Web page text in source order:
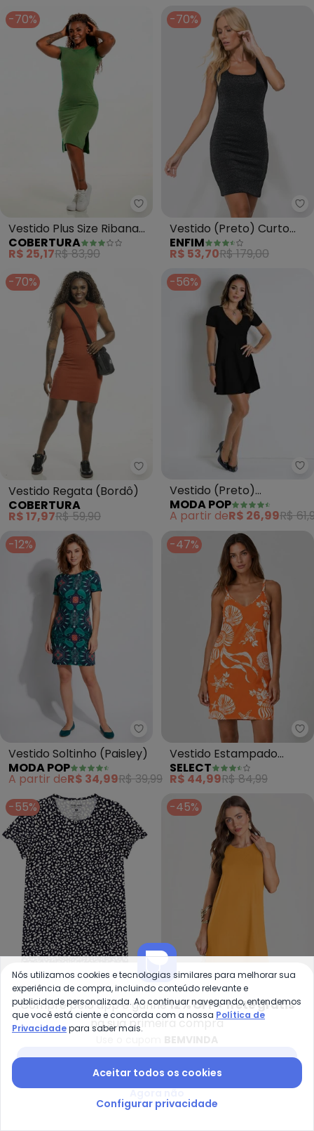
-70%
Cobertura - Vestido Plus Size
Vestido Plus Size Ribana
(Verde)
COBERTURA
R$ 25,17R$ 83,90
-70%
Vestido (Preto) Curto
Justo em Lurex
ENFIM
R$ 53,70R$ 179,00
-70%
Cobertura -
Vestido Regata (Bordô)
COBERTURA
R$ 17,97R$ 59,90
-56%
Vestido (Preto)
Transpassado Manga
Curta
MODA POP
A partir deR$ 26,99R$
-12%
Moda Pop - Vestido Soltinho
Vestido Soltinho (Paisley)
MODA POP
A partir deR$ 34,99R$ 39,99
-47%
Vestido Estampado
Decote em V (Laranja)
SELECT
R$ 44,99R$ 84,99
-55%
Malwee - Vestido Folhagens
Vestido Folhagens em
Malha (Preto)
MALWEE
-45%
Vestido Feminino Curto
-46%
-55%
Compre pelo app e ganhe12% OFF + frete grátis
na sua primeira compra
Nós utilizamos cookies e tecnologias similares para melhorar sua
experiência de compra, incluindo conteúdo relevante e
publicidade personalizada. Ao continuar navegando, entendemos
que você está ciente e concorda com a nossa Política de
Privacidadepara saber mais.
Aceitar todos os cookies
Configurar privacidade